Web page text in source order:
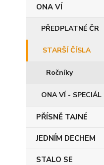
ONA VÍ
PŘEDPLATNÉ ČR
STARŠÍ ČÍSLA
Ročníky
ONA VÍ - SPECIÁL
PŘÍSNĚ TAJNÉ
JEDNÍM DECHEM
STALO SE